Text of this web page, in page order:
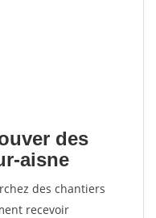
des
aisne
des chantiers
recevoir